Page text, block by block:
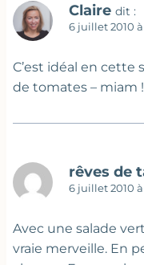
Claire dit :
6 juillet 2010
C’est idéal en cette
de tomates – miam
rêves de
6 juillet 2010
Avec une salade
vraie merveille. En